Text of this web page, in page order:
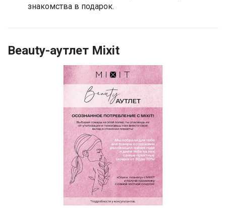
знакомства в подарок.
Beauty-аутлет Mixit